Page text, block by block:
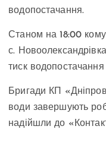
водопостачання.
Станом на 18:00
с.
тиск
Бригади КП
води завершують
надійшли до